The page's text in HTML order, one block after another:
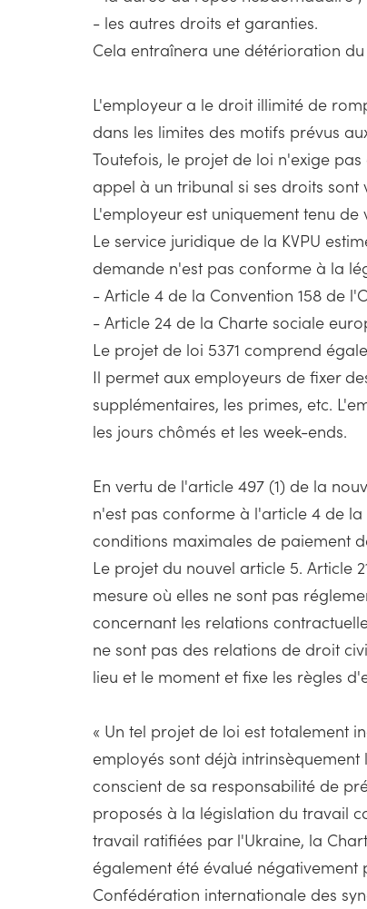
- les autres droits et garanties.
Cela entraînera une détérioration
L'employeur a le droit illimité de
dans les limites des motifs prévus
Toutefois, le projet de loi n'exige
appel à un tribunal si ses droits sont
L'employeur est uniquement tenu
Le service juridique de la KVPU
demande n'est pas conforme à la
- Article 4 de la Convention 158 de
- Article 24 de la Charte sociale
Le projet de loi 5371 comprend
Il permet aux employeurs de fixer
supplémentaires, les primes, etc.
les jours chômés et les week-ends.
En vertu de l'article 497 (1) de la
n'est pas conforme à l'article 4 de
conditions maximales de paiement
Le projet du nouvel article 5. Article
mesure où elles ne sont pas
concernant les relations
ne sont pas des relations de droit
lieu et le moment et fixe les règles
« Un tel projet de loi est totalement
employés sont déjà
conscient de sa responsabilité de
proposés à la législation du travail
travail ratifiées par l'Ukraine, la
également été évalué
Confédération internationale des